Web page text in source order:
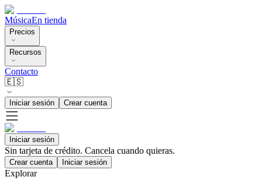
MúsicaEn tienda
Precios
Recursos
Contacto
🇪🇸
Iniciar sesión Crear cuenta
Iniciar sesión
Sin tarjeta de crédito. Cancela cuando quieras.
Crear cuenta Iniciar sesión
Explorar